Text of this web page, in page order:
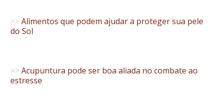
>> Alimentos que podem ajudar a proteger sua pele
do Sol
>> Acupuntura pode ser boa aliada no combate ao
estresse